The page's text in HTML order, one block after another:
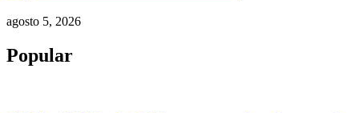
agosto 5, 2026
Popular